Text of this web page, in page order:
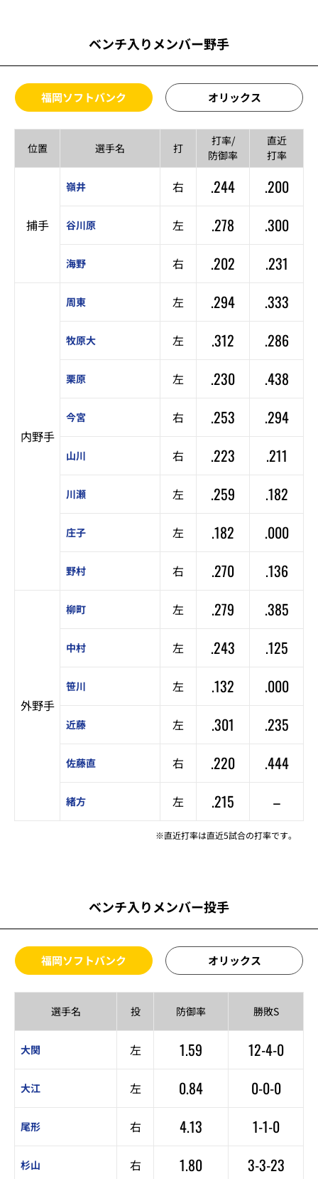
ベンチ入りメンバー野手
福岡ソフトバンク オリックス
位置 選手名 打
打率/
防御率
直近
打率
捕手
嶺井 右 .244 .200
谷川原 左 .278 .300
海野 右 .202 .231
内野手
周東 左 .294 .333
牧原大 左 .312 .286
栗原 左 .230 .438
今宮 右 .253 .294
山川 右 .223 .211
川瀬 左 .259 .182
庄子 左 .182 .000
野村 右 .270 .136
外野手
柳町 左 .279 .385
中村 左 .243 .125
笹川 左 .132 .000
近藤 左 .301 .235
佐藤直 右 .220 .444
緒方 左 .215 –
※直近打率は直近5試合の打率です。
ベンチ入りメンバー投手
福岡ソフトバンク オリックス
選手名 投 防御率 勝敗S
大関 左 1.59 12-4-0
大江 左 0.84 0-0-0
尾形 右 4.13 1-1-0
杉山 右 1.80 3-3-23